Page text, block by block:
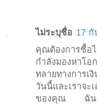
ไม่ระบุชื่อ 17 กั
คุณต้องการซื้
กำลังมองหาโอ
ทลายทางการเ
วันนี้และเราจ
ของคุณ ฉันชื่อ